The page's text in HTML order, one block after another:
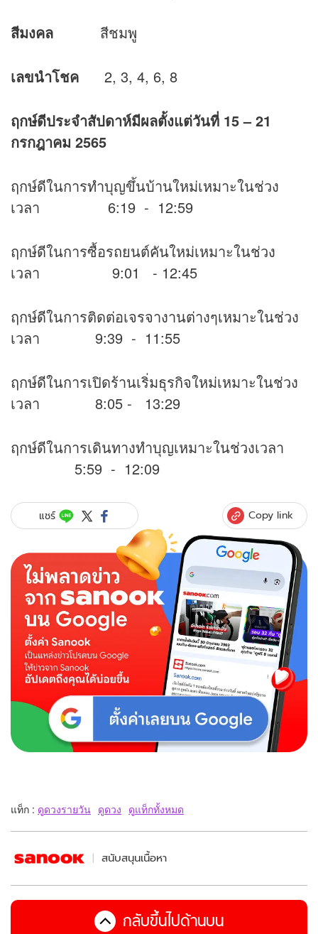
สีมงคล สีชมพู
เลขนำโชค 2, 3, 4, 6, 8
ฤกษ์ดีประจำสัปดาห์มีผลตั้งแต่วันที่ 15 – 21
กรกฎาคม 2565
ฤกษ์ดีในการทำบุญขึ้นบ้านใหม่เหมาะในช่วง
เวลา 6:19 - 12:59
ฤกษ์ดีในการซื้อรถยนต์คันใหม่เหมาะในช่วง
เวลา 9:01 - 12:45
ฤกษ์ดีในการติดต่อเจรจางานต่างๆเหมาะในช่วง
เวลา 9:39 - 11:55
ฤกษ์ดีในการเปิดร้านเริ่มธุรกิจใหม่เหมาะในช่วง
เวลา 8:05 - 13:29
ฤกษ์ดีในการเดินทางทำบุญเหมาะในช่วงเวลา
5:59 - 12:09
แชร์ Copy link
แท็ก : ดูดวงรายวัน ดูดวง ดูแท็กทั้งหมด
สนับสนุนเนื้อหา
กลับขึ้นไปด้านบน